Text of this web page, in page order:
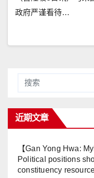
政府严谨看待…
近期文章
【Gan Yong Hwa:
Political positions
constituency